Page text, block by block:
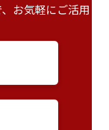
お気軽にご活用